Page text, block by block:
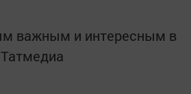
важным и интересным в
Татмедиа